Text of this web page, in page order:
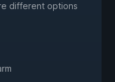
different options